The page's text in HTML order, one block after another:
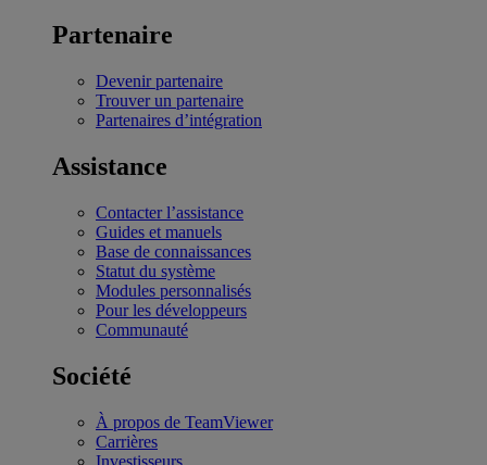
Partenaire
Devenir partenaire
Trouver un partenaire
Partenaires d’intégration
Assistance
Contacter l’assistance
Guides et manuels
Base de connaissances
Statut du système
Modules personnalisés
Pour les développeurs
Communauté
Société
À propos de TeamViewer
Carrières
Investisseurs